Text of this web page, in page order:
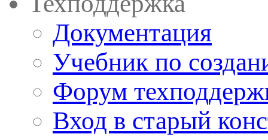
Документация
Учебник по
Форум
Вход в старый